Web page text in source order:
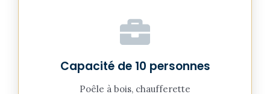
Capacité de 10 personnes
Poêle à bois, chaufferette